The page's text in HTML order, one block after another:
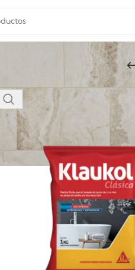
Inicio Cerámicos/ /Página 2